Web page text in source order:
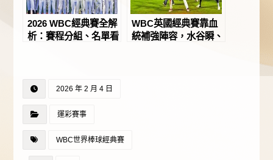
2026 WBC經典賽全解
析：賽程分組、名單看
WBC英國經典賽靠血
統補強陣容，水谷瞬、
2026 年 2 月 4 日
運彩賽事
WBC世界棒球經典賽